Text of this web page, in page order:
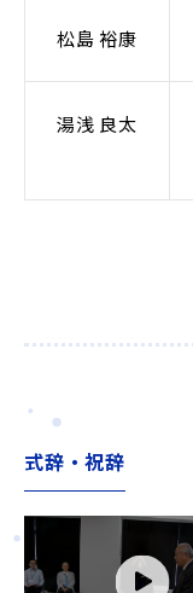
松島 裕康
湯浅 良太
式辞・祝辞